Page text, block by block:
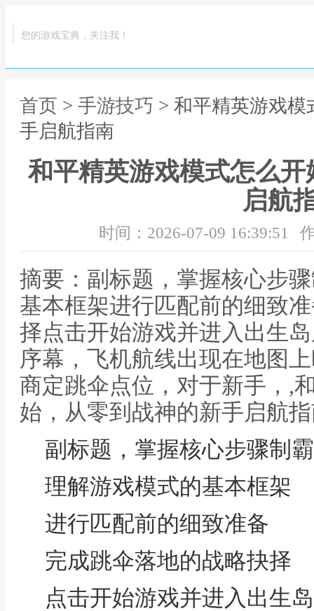
您的游戏宝典，关注我！
首页 > 手游技巧 > 和平精英游戏
手启航指南
和平精英游戏模式怎么
启航
时间：2026-07-09 16:39:51
摘要：副标题，掌握核心步
基本框架进行匹配前的细致
择点击开始游戏并进入出生
序幕，飞机航线出现在地图
商定跳伞点位，对于新手，,
始，从零到战神的新手启航
副标题，掌握核心步骤制
理解游戏模式的基本框架
进行匹配前的细致准备
完成跳伞落地的战略抉择
点击开始游戏并进入出生